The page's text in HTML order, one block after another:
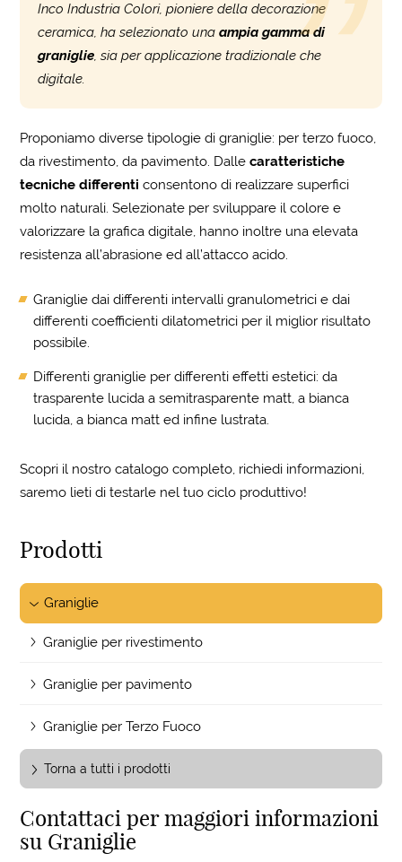
Inco Industria Colori, pioniere della decorazione
ceramica, ha selezionato unaampia gamma di
graniglie, sia per applicazione tradizionale che
digitale.
Proponiamo diverse tipologie di graniglie: per terzo fuoco,
da rivestimento, da pavimento. Dallecaratteristiche
tecniche differenti consentono di realizzare superfici
molto naturali. Selezionate per sviluppare il colore e
valorizzare la grafica digitale, hanno inoltre una elevata
resistenza all’abrasione ed all’attacco acido.
Graniglie dai differenti intervalli granulometrici e dai
differenti coefficienti dilatometrici per il miglior risultato
possibile.
Differenti graniglie per differenti effetti estetici: da
trasparente lucida a semitrasparente matt, a bianca
lucida, a bianca matt ed infine lustrata.
Scopri il nostro catalogo completo, richiedi informazioni,
saremo lieti di testarle nel tuo ciclo produttivo!
Prodotti
Graniglie
Graniglie per rivestimento
Graniglie per pavimento
Graniglie per Terzo Fuoco
Torna a tutti i prodotti
Contattaci per maggiori informazioni
su Graniglie